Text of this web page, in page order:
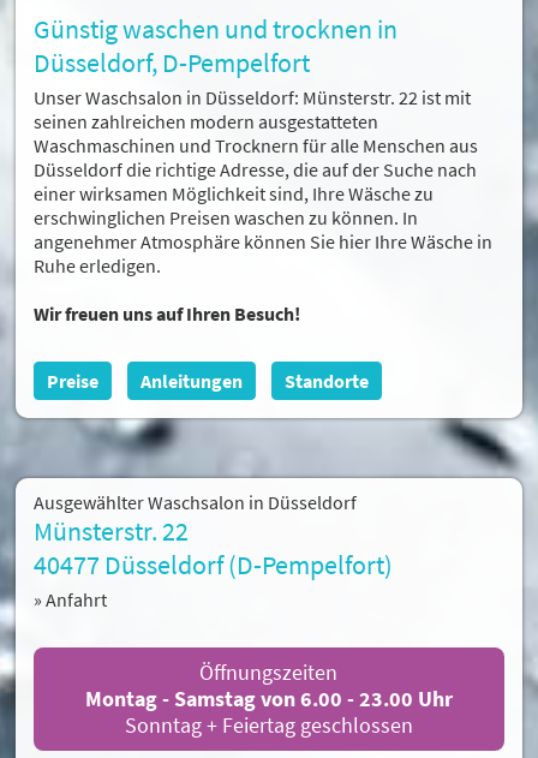
News
Kontakt
Günstig waschen und trocknen in
Düsseldorf, D-Pempelfort
Unser Waschsalon in Düsseldorf: Münsterstr. 22 ist mit
seinen zahlreichen modern ausgestatteten
Waschmaschinen und Trocknern für alle Menschen aus
Düsseldorf die richtige Adresse, die auf der Suche nach
einer wirksamen Möglichkeit sind, Ihre Wäsche zu
erschwinglichen Preisen waschen zu können. In
angenehmer Atmosphäre können Sie hier Ihre Wäsche in
Ruhe erledigen.
Wir freuen uns auf Ihren Besuch!
Preise Anleitungen Standorte
AusgewählterWaschsalon in Düsseldorf
Münsterstr. 22
40477 Düsseldorf (D-Pempelfort)
» Anfahrt
Öffnungszeiten
Montag - Samstag von 6.00 - 23.00 Uhr
Sonntag + Feiertag geschlossen